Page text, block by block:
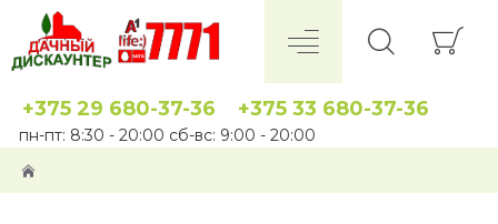
+375 29 680-37-36 +375 33 680-37-36
пн-пт: 8:30 - 20:00 сб-вс: 9:00 - 20:00